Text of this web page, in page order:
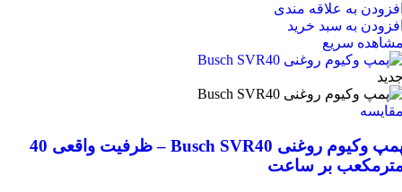
به علاقه مندی
به سبد خرید
سریع
پمپ وکیوم روغنی Busch SVR40 – ظرفیت واقعی 40
بر ساعت